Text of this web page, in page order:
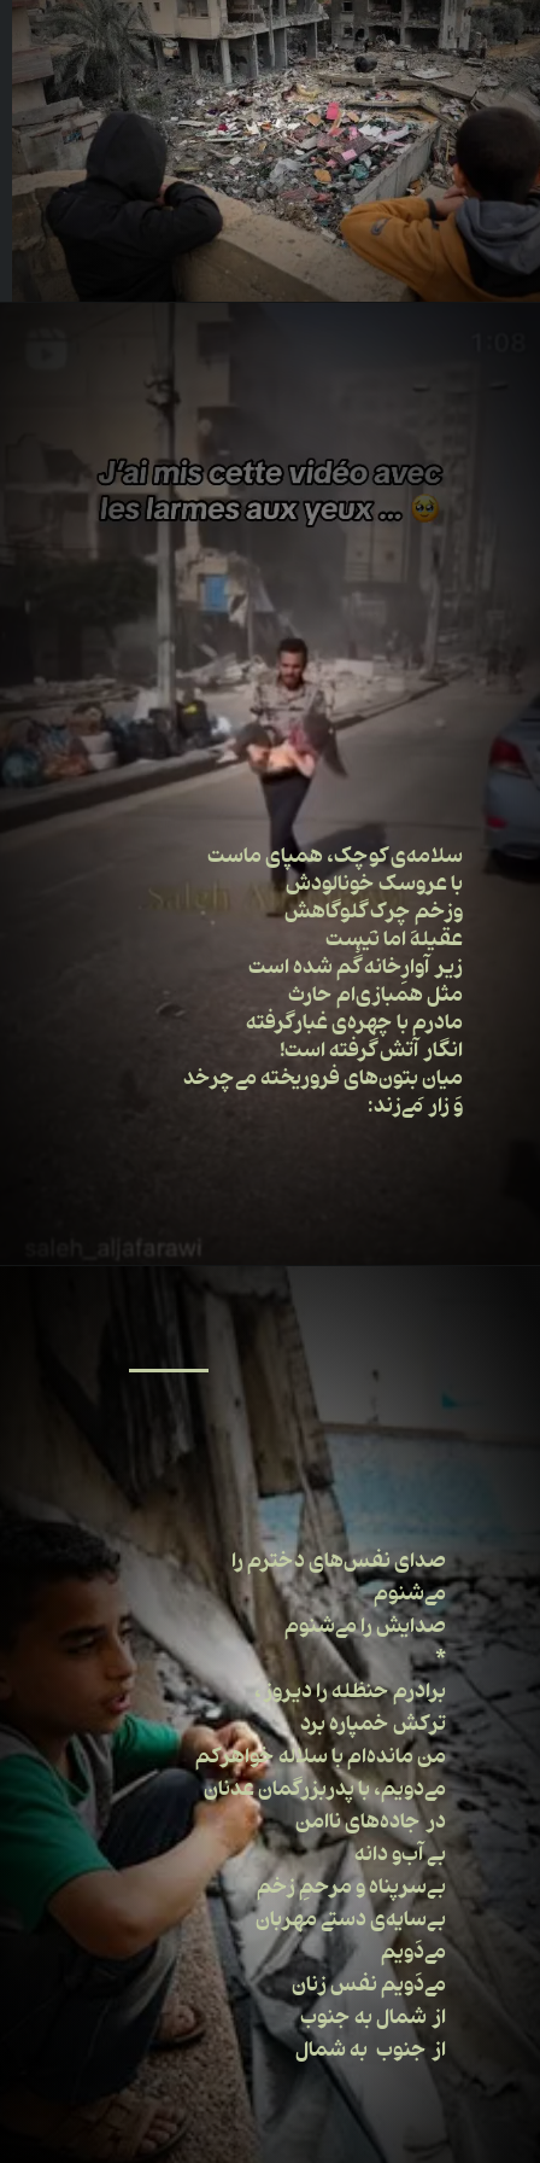
سلامه‌ی کوچک، همپای ماست
با عروسک خونالودش
وزخم ِچرک ِگلوگاهش
عقیله اما نیست
زیر آوارِخانه گُم شده است
مثل همبازی‌ام حارث
مادرم با چهره‌ی غبارگرفته
انگار آتش گرفته است!
میان ِبتون‌های فروریخته می‌چرخد
وَ زار می‌زند:
صدای نفس‌های دخترم را
می‌شنوم
صدایش را می‌شنوم
*
برادرم حنظله را دیروز،
ترکش خمپاره برد
من مانده‌ام با سلاله خواهرکم
می‌دویم، با پدربزرگمان عدنان
در جاده‌های ناامن
بی آب‌و دانه
بی‌سرپناه و مرحمِ زخم
بی‌سایه‌ی دستی مهربان
می‌دَویم
می‌دَویم نفس زنان
از شمال به جنوب
از جنوب به شمال